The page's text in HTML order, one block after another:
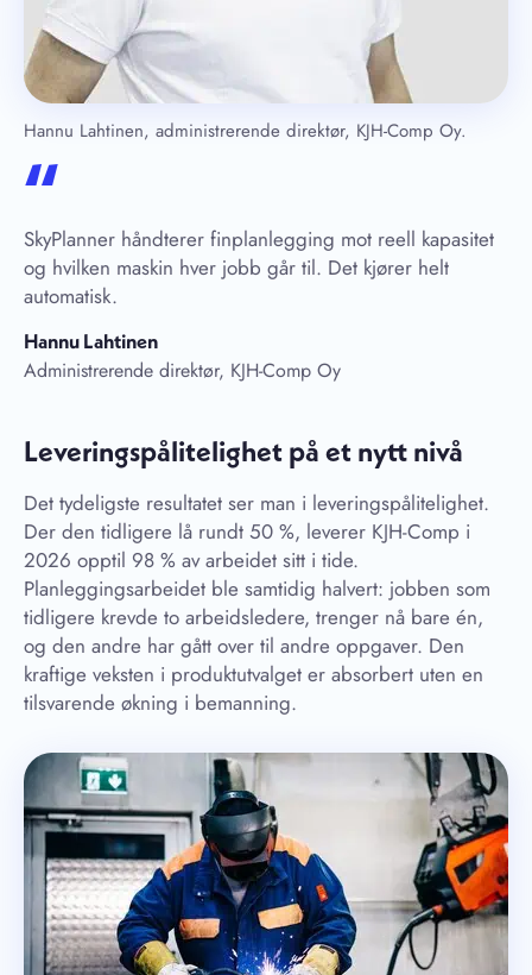
Hannu Lahtinen, administrerende direktør, KJH-Comp Oy.
“
SkyPlanner håndterer finplanlegging mot reell kapasitet
og hvilken maskin hver jobb går til. Det kjører helt
automatisk.
Hannu Lahtinen
Administrerende direktør, KJH-Comp Oy
Leveringspålitelighet på et nytt nivå
Det tydeligste resultatet ser man i leveringspålitelighet.
Der den tidligere lå rundt 50 %, leverer KJH-Comp i
2026 opptil 98 % av arbeidet sitt i tide.
Planleggingsarbeidet ble samtidig halvert: jobben som
tidligere krevde to arbeidsledere, trenger nå bare én,
og den andre har gått over til andre oppgaver. Den
kraftige veksten i produktutvalget er absorbert uten en
tilsvarende økning i bemanning.